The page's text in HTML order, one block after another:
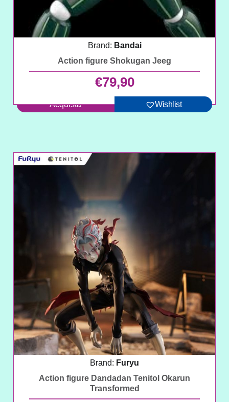
Brand: Bandai
Action figure Shokugan Jeeg
€79,90
Acquista Wishlist
Brand: Furyu
Action figure Dandadan Tenitol Okarun
Transformed